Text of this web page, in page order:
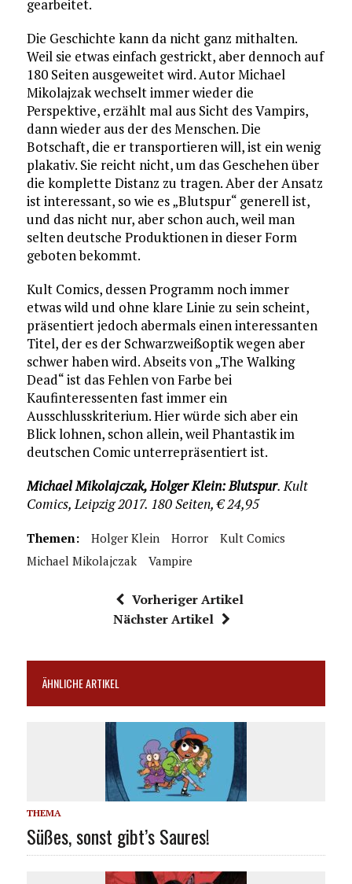
gearbeitet.
Die Geschichte kann da nicht ganz mithalten.
Weil sie etwas einfach gestrickt, aber dennoch auf
180 Seiten ausgeweitet wird. Autor Michael
Mikolajzak wechselt immer wieder die
Perspektive, erzählt mal aus Sicht des Vampirs,
dann wieder aus der des Menschen. Die
Botschaft, die er transportieren will, ist ein wenig
plakativ. Sie reicht nicht, um das Geschehen über
die komplette Distanz zu tragen. Aber der Ansatz
ist interessant, so wie es „Blutspur“ generell ist,
und das nicht nur, aber schon auch, weil man
selten deutsche Produktionen in dieser Form
geboten bekommt.
Kult Comics, dessen Programm noch immer
etwas wild und ohne klare Linie zu sein scheint,
präsentiert jedoch abermals einen interessanten
Titel, der es der Schwarzweißoptik wegen aber
schwer haben wird. Abseits von „The Walking
Dead“ ist das Fehlen von Farbe bei
Kaufinteressenten fast immer ein
Ausschlusskriterium. Hier würde sich aber ein
Blick lohnen, schon allein, weil Phantastik im
deutschen Comic unterrepräsentiert ist.
Michael Mikolajczak, Holger Klein: Blutspur. Kult
Comics, Leipzig 2017. 180 Seiten, € 24,95
Themen: Holger Klein Horror
Kult Comics
Michael Mikolajczak
Vampire
Vorheriger Artikel
Nächster Artikel
ÄHNLICHE ARTIKEL
THEMA
Süßes, sonst gibt’s Saures!